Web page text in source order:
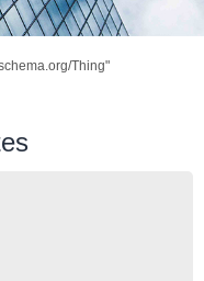
Thing"